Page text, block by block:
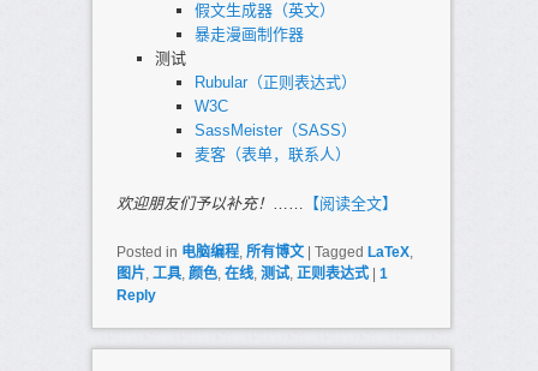
假文生成器（英文）
暴走漫画制作器
测试
Rubular（正则表达式）
W3C
SassMeister（SASS）
麦客（表单，联系人）
欢迎朋友们予以补充！ …… 【阅读全文】
Posted in 电脑编程, 所有博文 Tagged LaTeX,
图片, 工具, 颜色, 在线, 测试, 正则表达式
1
Reply